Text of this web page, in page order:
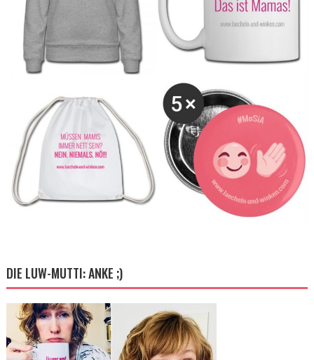
DIE LUW-MUTTI: ANKE ;)